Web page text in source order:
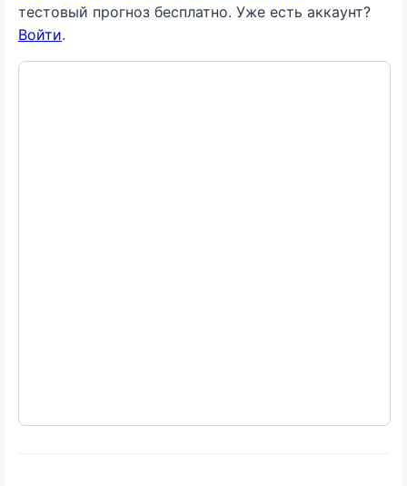
тестовый прогноз бесплатно. Уже есть аккаунт?
Войти.